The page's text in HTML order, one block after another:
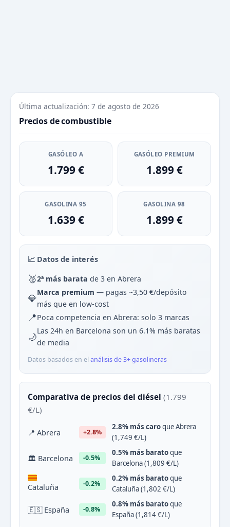
Última actualización: 7 de agosto de 2026
Precios de combustible
GASÓLEO A
1.799 €
GASÓLEO PREMIUM
1.899 €
GASOLINA 95
1.639 €
GASOLINA 98
1.899 €
📈 Datos de interés
🥈2ª más barata de 3 en Abrera
💎Marca premium — pagas ~3,50 €/depósito
más que en low-cost
📍Poca competencia en Abrera: solo 3 marcas
🌙Las 24h en Barcelona son un 6.1% más baratas
de media
Datos basados en el análisis de 3+ gasolineras
Comparativa de precios del diésel (1.799
€/L)
📍 Abrera +2.8%
2.8% más caroque Abrera
(1,749 €/L)
🏛 Barcelona -0.5%
0.5% más baratoque
Barcelona (1,809 €/L)
Cataluña -0.2%
0.2% más baratoque
Cataluña (1,802 €/L)
🇪🇸 España -0.8%
0.8% más baratoque
España (1,814 €/L)